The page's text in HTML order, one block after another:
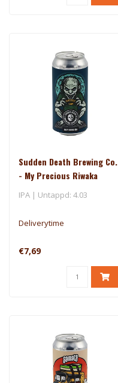
Sudden Death Brewing Co.
- My Precious Riwaka
IPA | Untappd: 4.03
Deliverytime
€7,69